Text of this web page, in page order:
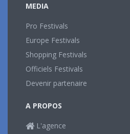
MEDIA
Pro Festivals
Europe Festivals
Shopping Festivals
Officiels Festivals
Devenir partenaire
A PROPOS
L'agence